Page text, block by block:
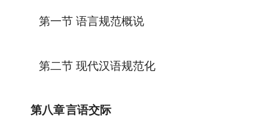
第一节 语言规范概说
第二节 现代汉语规范化
第八章言语交际